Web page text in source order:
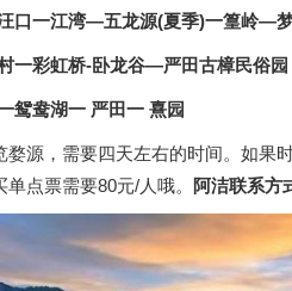
口一江湾—五龙源(夏季)一篁岭—
一彩虹桥-卧龙谷—严田古樟民俗园
鸳鸯湖一 严田一 熹园
婺源，需要四天左右的时间。如果
点票需要80元/人哦。
阿洁联系方